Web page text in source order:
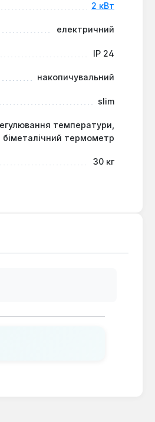
2 кВт
електричний
IP 24
накопичувальний
slim
температури,
біметалічний термометр
30 кг